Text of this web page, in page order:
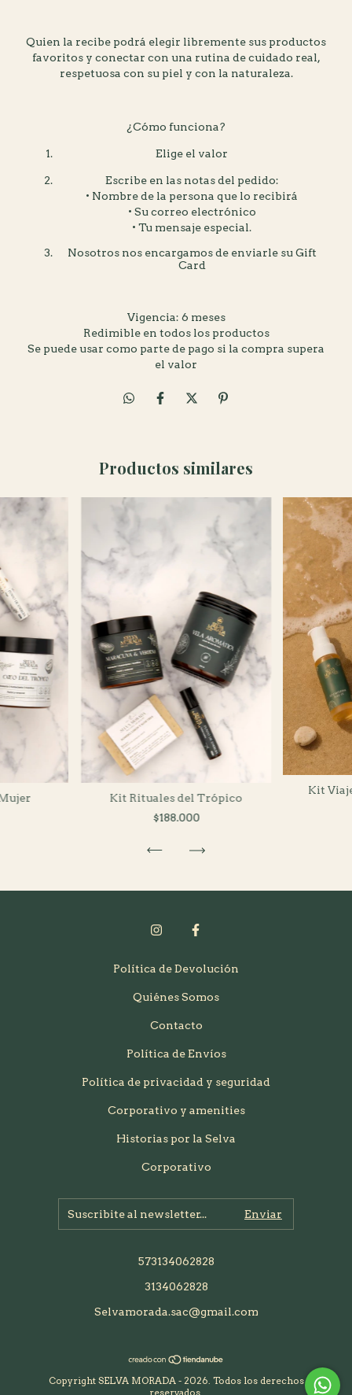
Quien la recibe podrá elegir libremente sus productos
favoritos y conectar con una rutina de cuidado real,
respetuosa con su piel y con la naturaleza.
¿Cómo funciona?
Elige el valor
Escribe en las notas del pedido:
• Nombre de la persona que lo recibirá
• Su correo electrónico
• Tu mensaje especial.
Nosotros nos encargamos de enviarle su Gift
Card
Vigencia: 6 meses
Redimible en todos los productos
Se puede usar como parte de pago si la compra supera
el valor
Productos similares
Kit Rituales del Trópico
$188.000
Kit
Política de Devolución
Quiénes Somos
Contacto
Política de Envíos
Política de privacidad y seguridad
Corporativo y amenities
Historias por la Selva
Corporativo
573134062828
3134062828
Selvamorada.sac@gmail.com
Copyright SELVA MORADA - 2026. Todos los derechos
reservados.